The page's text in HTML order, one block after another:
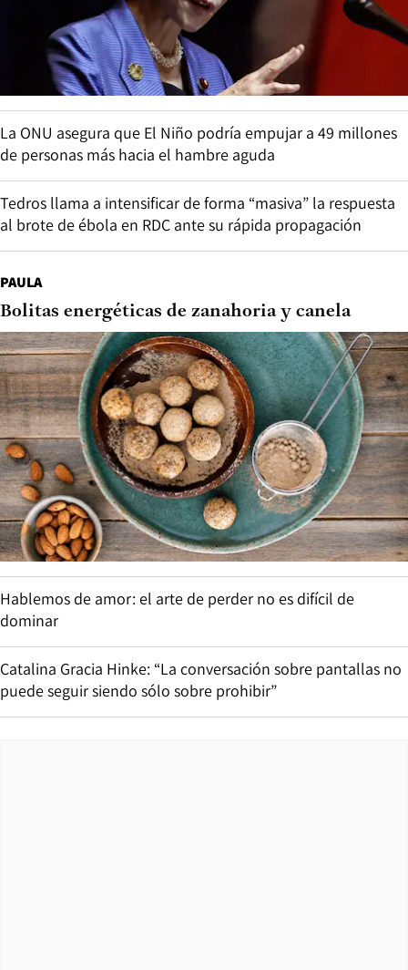
La ONU asegura que El Niño podría empujar a 49 millones
de personas más hacia el hambre aguda
Tedros llama a intensificar de forma “masiva” la respuesta
al brote de ébola en RDC ante su rápida propagación
PAULA
Bolitas energéticas de zanahoria y canela
Hablemos de amor: el arte de perder no es difícil de
dominar
Catalina Gracia Hinke: “La conversación sobre pantallas no
puede seguir siendo sólo sobre prohibir”